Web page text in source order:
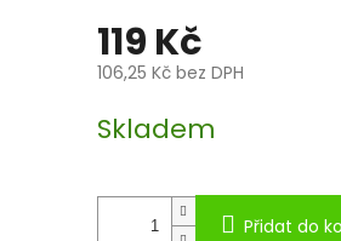
119 Kč
106,25 Kč bez DPH
cena:
Skladem
Přidat do